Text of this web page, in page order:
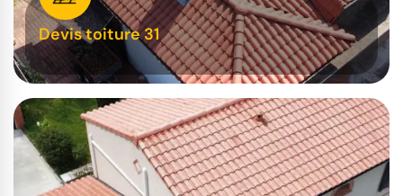
Devis toiture 31